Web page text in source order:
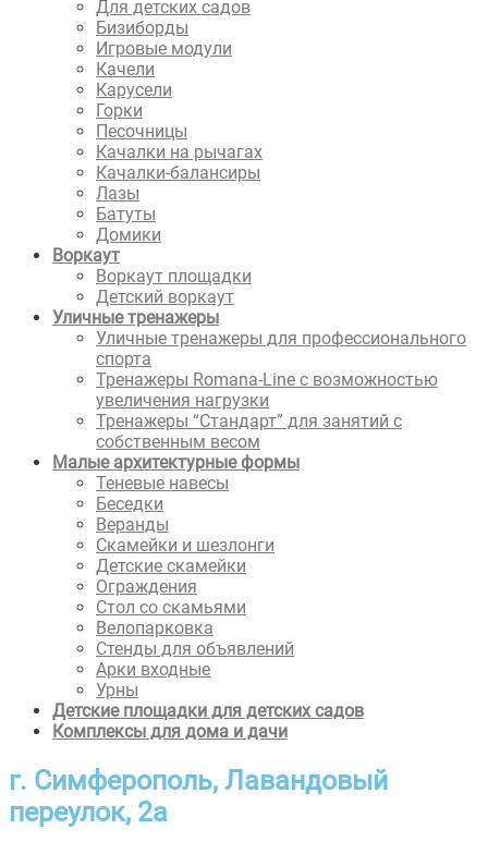
Для детских садов
Бизиборды
Игровые модули
Качели
Карусели
Горки
Песочницы
Качалки на рычагах
Качалки-балансиры
Лазы
Батуты
Домики
Воркаут
Воркаут площадки
Детский воркаут
Уличные тренажеры
Уличные тренажеры для профессионального
спорта
Тренажеры Romana-Line с возможностью
увеличения нагрузки
Тренажеры “Стандарт” для занятий с
собственным весом
Малые архитектурные формы
Теневые навесы
Беседки
Веранды
Скамейки и шезлонги
Детские скамейки
Ограждения
Стол со скамьями
Велопарковка
Стенды для объявлений
Арки входные
Урны
Детские площадки для детских садов
Комплексы для дома и дачи
г. Симферополь, Лавандовый
переулок, 2а